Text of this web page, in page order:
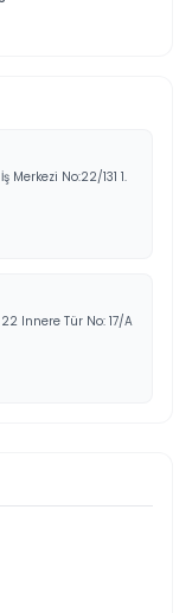
Merkezi No:22/131 1.
Innere Tür No: 17/A